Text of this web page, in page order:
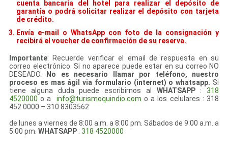
cuenta bancaria del hotel para realizar el depósito de
garantía o podrá solicitar realizar el depósito con tarjeta
de crédito.
Envía e-mail o WhatsApp con foto de la consignación y
recibirá el voucher de confirmación de su reserva.
Importante: Recuerde verificar el email de respuesta en su
correo electrónico. Si no aparece puede estar en su correo NO
DESEADO.
No es necesario llamar por teléfono, nuestro
proceso es mas ágil via formulario (internet) o whatsapp. Si
tiene alguna duda puede escribirnos al WHATSAPP: 318
4520000 o a info@turismoquindio.com o a los celulares : 318
452 0000 – 310 8303562
de lunes a viernes de 8:00 a.m. a 8:00 pm. Sábados de 9:00 a.m. a
5:00 pm. WHATSAPP : 318 4520000